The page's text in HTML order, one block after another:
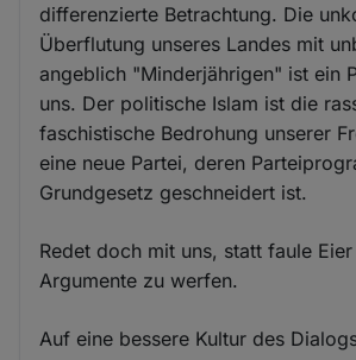
differenzierte Betrachtung. Die
Überflutung unseres Landes mit
angeblich "Minderjährigen" ist ein
uns. Der politische Islam ist die
faschistische Bedrohung unserer
eine neue Partei, deren
Grundgesetz geschneidert ist.
Redet doch mit uns, statt faule
Argumente zu werfen.
Auf eine bessere Kultur des